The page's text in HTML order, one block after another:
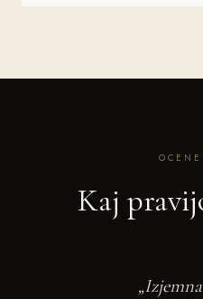
OCENE
Kaj